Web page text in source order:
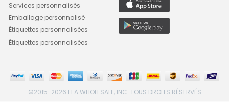
Services personnalisés
Emballage personnalisé
Étiquettes personnalisées
Étiquettes personnalisées
©2015-2026 FFA WHOLESALE, INC. TOUS DROITS RÉSERVÉS